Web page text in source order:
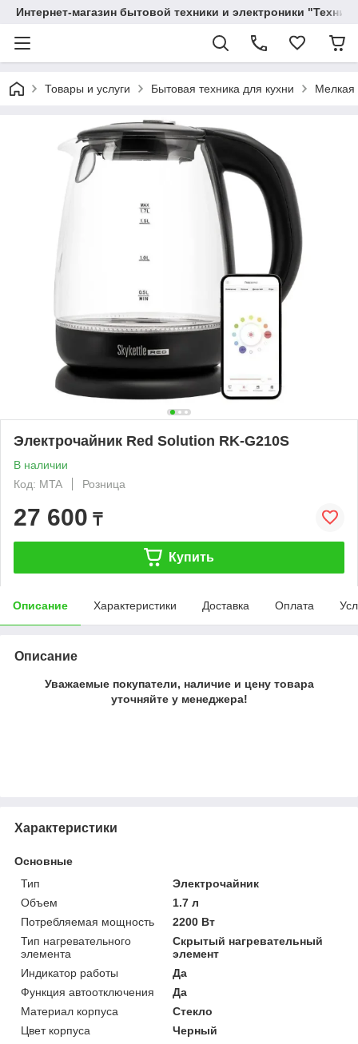
Интернет-магазин бытовой техники и электроники
Товары и услуги Бытовая техника для кухни Мелкая
Электрочайник Red Solution RK-G210S
В наличии
Код: MTA
Розница
27 600 ₸
Купить
Описание Характеристики Доставка Оплата
Описание
Уважаемые покупатели, наличие и цену товара
уточняйте у менеджера!
Характеристики
Основные
Тип
Электрочайник
Объем
1.7 л
Потребляемая мощность
2200 Вт
Тип нагревательного
элемента
Скрытый нагревательный
элемент
Индикатор работы
Да
Функция автоотключения
Да
Материал корпуса
Стекло
Цвет корпуса
Черный